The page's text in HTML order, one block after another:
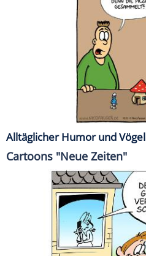
Alltäglicher Humor und Vögel
Cartoons "Neue Zeiten"